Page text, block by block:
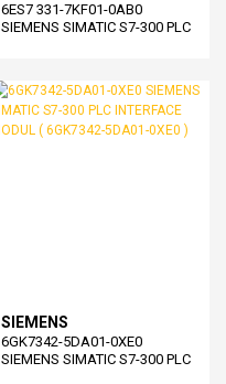
6ES7 331-7KF01-0AB0
SIEMENS SIMATIC S7-300 PLC
SIEMENS
6GK7342-5DA01-0XE0
SIEMENS SIMATIC S7-300 PLC